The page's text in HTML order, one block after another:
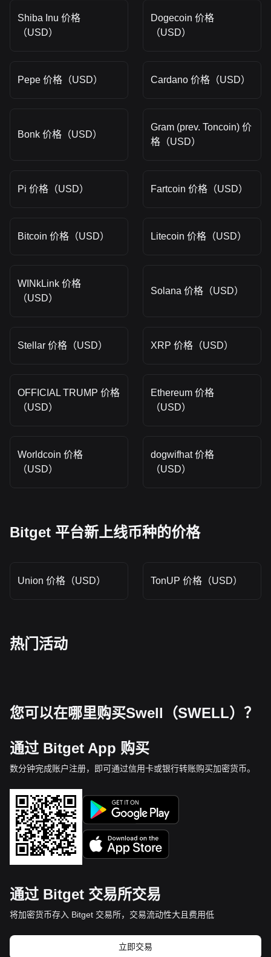
Shiba Inu 价格
（USD）
Dogecoin 价格
（USD）
Pepe 价格（USD） Cardano 价格（USD）
Bonk 价格（USD）
Gram (prev. Toncoin) 价
格（USD）
Pi 价格（USD） Fartcoin 价格（USD）
Bitcoin 价格（USD） Litecoin 价格（USD）
WINkLink 价格
（USD）
Solana 价格（USD）
Stellar 价格（USD） XRP 价格（USD）
OFFICIAL TRUMP 价格
（USD）
Ethereum 价格
（USD）
Worldcoin 价格
（USD）
dogwifhat 价格
（USD）
Bitget 平台新上线币种的价格
Union 价格（USD） TonUP 价格（USD）
热门活动
您可以在哪里购买Swell（SWELL）？
通过 Bitget App 购买
数分钟完成账户注册，即可通过信用卡或银行转账购买加密货币。
通过 Bitget 交易所交易
将加密货币存入 Bitget 交易所，交易流动性大且费用低
立即交易